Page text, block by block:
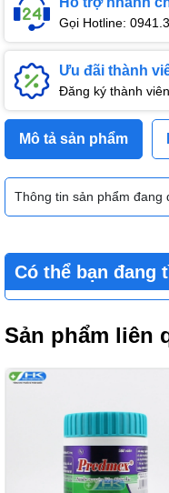
Gọi Hotline:
Ưu đãi thành
Đăng ký thành
Mô tả sản phẩm
Thông tin sản phẩm đang
Có thể bạn đang
Sản phẩm liên